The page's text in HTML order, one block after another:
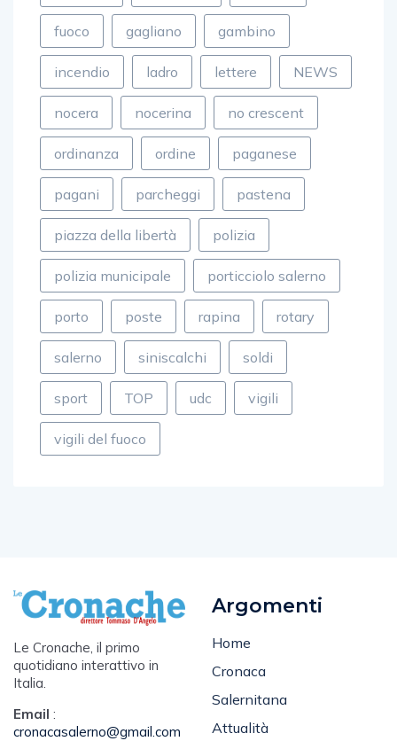
fuoco gagliano gambino
incendio ladro lettere NEWS
nocera nocerina no crescent
ordinanza ordine paganese
pagani parcheggi pastena
piazza della libertà polizia
polizia municipale porticciolo salerno
porto poste rapina rotary
salerno siniscalchi soldi
sport TOP udc vigili
vigili del fuoco
Le Cronache, il primo
quotidiano interattivo in
Italia.
Email :
cronacasalerno@gmail.com
Argomenti
Home
Cronaca
Salernitana
Attualità